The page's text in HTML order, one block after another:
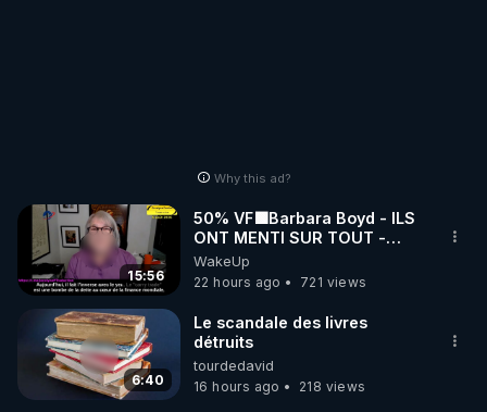
Why this ad?
15:56
50% VF🟩Barbara Boyd - ILS
ONT MENTI SUR TOUT -
Jocelyne Traduction
WakeUp
22 hours ago
721 views
6:40
Le scandale des livres
détruits
tourdedavid
16 hours ago
218 views